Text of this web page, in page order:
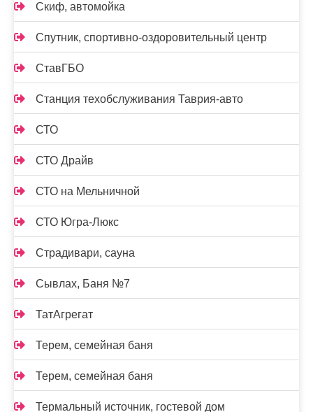
Скиф, автомойка
Спутник, спортивно-оздоровительный центр
СтавГБО
Станция техобслуживания Таврия-авто
СТО
СТО Драйв
СТО на Мельничной
СТО Югра-Люкс
Страдивари, сауна
Сывлах, Баня №7
ТатАгрегат
Терем, семейная баня
Терем, семейная баня
Термальный источник, гостевой дом